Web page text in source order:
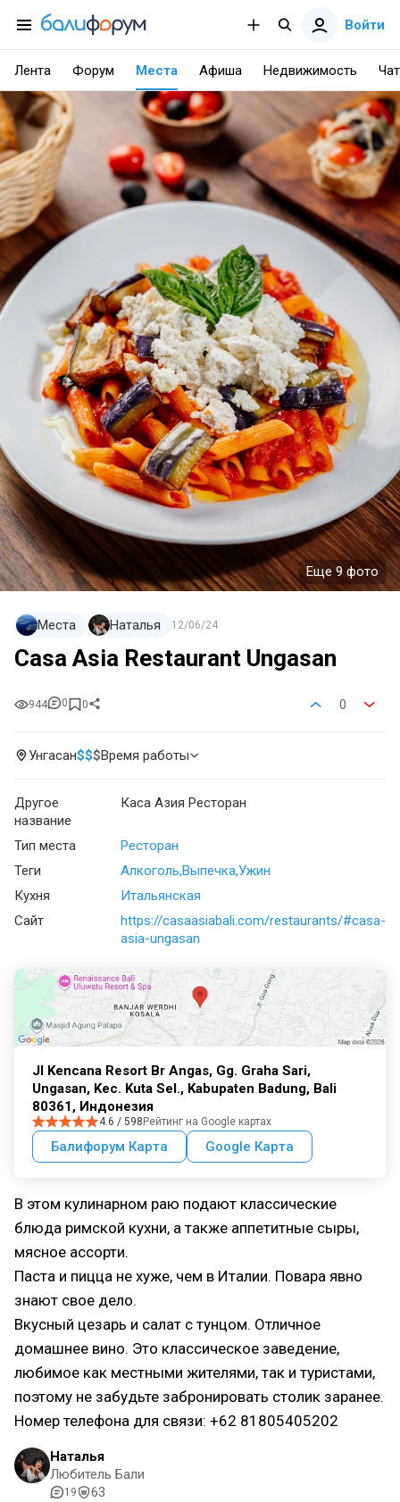
Войти
Лента Форум Места Афиша Недвижимость Чат
Еще 9 фото
Места Наталья 12/06/24
Casa Asia Restaurant Ungasan
944 0 0 0
Унгасан$$$Время работы
Другое
название
Каса Азия Ресторан
Тип места
Ресторан
Теги
Алкоголь ВыпечкаУжин
Кухня
Итальянская
Сайт
https://casaasiabali.com/restaurants/#casa-
asia-ungasan
Jl Kencana Resort Br Angas, Gg. Graha Sari,
Ungasan, Kec. Kuta Sel., Kabupaten Badung, Bali
80361, Индонезия
4.6 / 598 Рейтинг на Google картах
Балифорум Карта Google Карта
В этом кулинарном раю подают классические
блюда римской кухни, а также аппетитные сыры,
мясное ассорти.
Паста и пицца не хуже, чем в Италии. Повара явно
знают свое дело.
Вкусный цезарь и салат с тунцом. Отличное
домашнее вино. Это классическое заведение,
любимое как местными жителями, так и туристами,
поэтому не забудьте забронировать столик заранее.
Номер телефона для связи: +62 81805405202
Наталья
Любитель Бали
19 63